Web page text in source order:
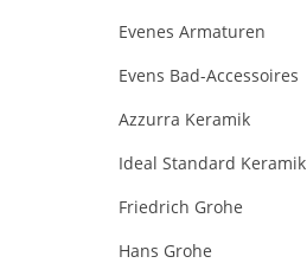
Evenes Armaturen
Evens Bad-Accessoires
Azzurra Keramik
Ideal Standard Keramik
Friedrich Grohe
Hans Grohe